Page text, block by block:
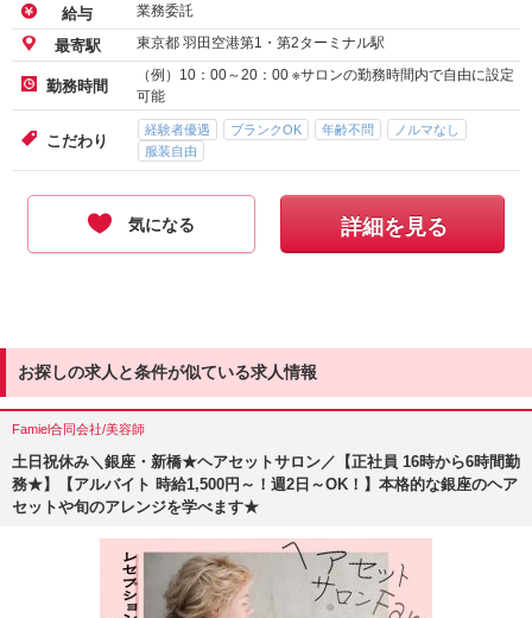
給与 業務委託
最寄駅 東京都 羽田空港第1・第2ターミナル駅
勤務時間
（例）10：00～20：00 ※サロンの勤務時間内で自由に設定
可能
こだわり
経験者優遇 ブランクOK 年齢不問
ノルマなし
服装自由
気になる 詳細を見る
お探しの求人と条件が似ている求人情報
Famiel合同会社/美容師
土日祝休み＼銀座・新橋★ヘアセットサロン／【正社員 16時から6時間勤
務★】【アルバイト 時給1,500円～！週2日～OK！】本格的な銀座のヘア
セットや旬のアレンジを学べます★